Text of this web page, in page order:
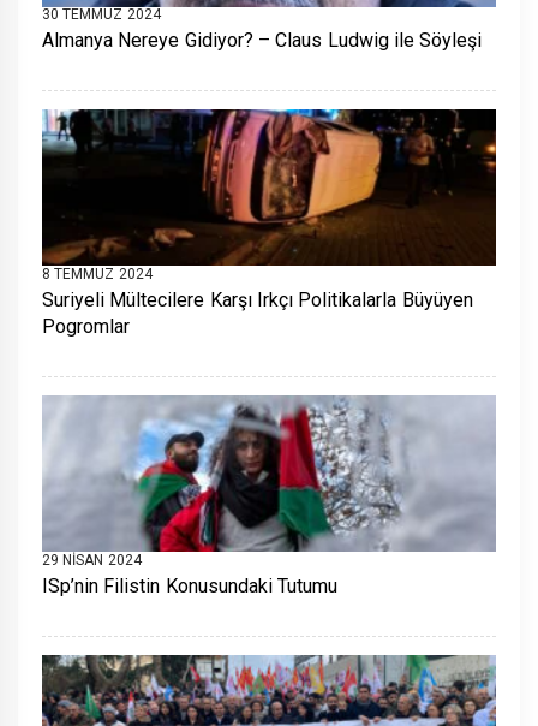
30 TEMMUZ 2024
Almanya Nereye Gidiyor? – Claus Ludwig ile Söyleşi
8 TEMMUZ 2024
Suriyeli Mültecilere Karşı Irkçı Politikalarla Büyüyen
Pogromlar
29 NISAN 2024
ISp’nin Filistin Konusundaki Tutumu